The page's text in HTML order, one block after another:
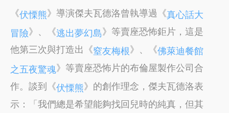
《伏慄熊》導演傑夫瓦德洛曾執導過《真心話大
冒險》、《逃出夢幻島》等賣座恐怖鉅片，這是
他第三次與打造出《窒友梅根》、《佛萊迪餐館
之五夜驚魂》等賣座恐怖片的布倫屋製作公司合
作。談到《伏慄熊》的創作理念，傑夫瓦德洛表
示：「我們總是希望能夠找回兒時的純真，但其